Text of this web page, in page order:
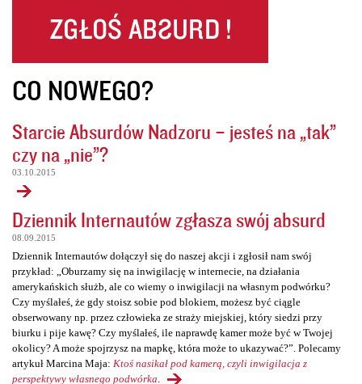
CO NOWEGO?
Starcie Absurdów Nadzoru – jesteś na „tak”
czy na „nie”?
03.10.2015
Dziennik Internautów zgłasza swój absurd
08.09.2015
Dziennik Internautów dołączył się do naszej akcji i zgłosił nam swój
przykład: „Oburzamy się na inwigilację w internecie, na działania
amerykańskich służb, ale co wiemy o inwigilacji na własnym podwórku?
Czy myślałeś, że gdy stoisz sobie pod blokiem, możesz być ciągle
obserwowany np. przez człowieka ze straży miejskiej, który siedzi przy
biurku i pije kawę? Czy myślałeś, ile naprawdę kamer może być w Twojej
okolicy? A może spojrzysz na mapkę, która może to ukazywać?”. Polecamy
artykuł Marcina Maja: Ktoś nasikał pod kamerą, czyli inwigilacja z
perspektywy własnego podwórka